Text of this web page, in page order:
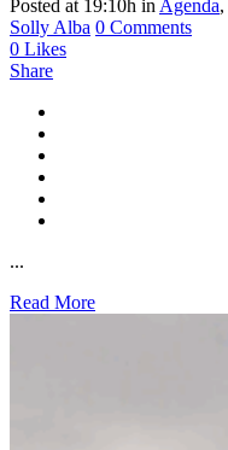
Posted at 19:10h in Agenda,
Solly Alba 0 Comments
0 Likes
Share
...
Read More